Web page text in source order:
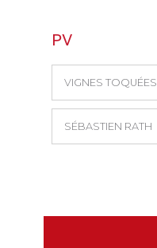
PV
VIGNES TOQUÉES
SÉBASTIEN RATH